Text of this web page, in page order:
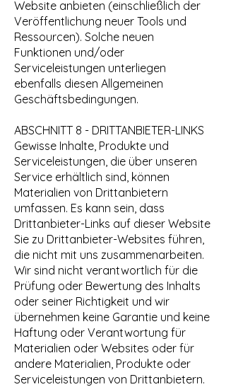
Website anbieten (einschließlich der
Veröffentlichung neuer Tools und
Ressourcen). Solche neuen
Funktionen und/oder
Serviceleistungen unterliegen
ebenfalls diesen Allgemeinen
Geschäftsbedingungen.
ABSCHNITT 8 - DRITTANBIETER-LINKS
Gewisse Inhalte, Produkte und
Serviceleistungen, die über unseren
Service erhältlich sind, können
Materialien von Drittanbietern
umfassen. Es kann sein, dass
Drittanbieter-Links auf dieser Website
Sie zu Drittanbieter-Websites führen,
die nicht mit uns zusammenarbeiten.
Wir sind nicht verantwortlich für die
Prüfung oder Bewertung des Inhalts
oder seiner Richtigkeit und wir
übernehmen keine Garantie und keine
Haftung oder Verantwortung für
Materialien oder Websites oder für
andere Materialien, Produkte oder
Serviceleistungen von Drittanbietern.